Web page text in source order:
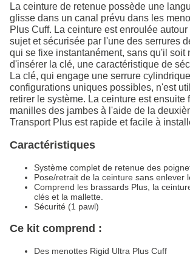
La ceinture de retenue possède une
glisse dans un canal prévu dans les
Plus Cuff. La ceinture est enroulée
sujet et sécurisée par l'une des serrures
qui se fixe instantanément, sans qu'il soit
d'insérer la clé, une caractéristique de
La clé, qui engage une serrure
configurations uniques possibles, n'est
retirer le système. La ceinture est ensuite
manilles des jambes à l'aide de la
Transport Plus est rapide et facile à
Caractéristiques
Système complet de retenue des
Pose/retrait de la ceinture sans enlever
Comprend les brassards Plus, la
clés et la mallette.
Sécurité (1 pawl)
Ce kit comprend :
Des menottes Rigid Ultra Plus Cuff